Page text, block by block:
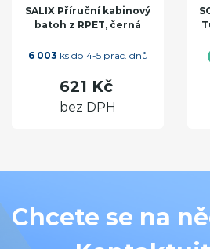
SALIX Příruční kabinový
batoh z RPET, černá
6 003 ks do 4-5 prac. dnů
621 Kč
bez DPH
Chcete se na